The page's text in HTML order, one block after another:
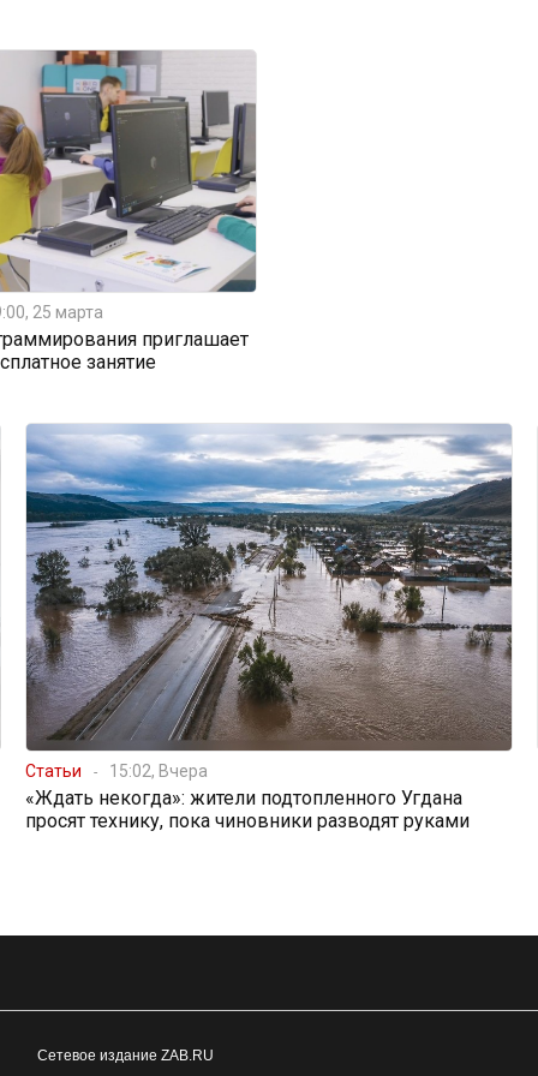
25 марта
приглашает
занятие
Статьи 15:02, Вчера
«Ждать некогда»: жители подтопленного Угдана
просят технику, пока чиновники разводят руками
Сетевое издание ZAB.RU